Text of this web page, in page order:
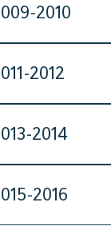
2010
2012
2014
2016